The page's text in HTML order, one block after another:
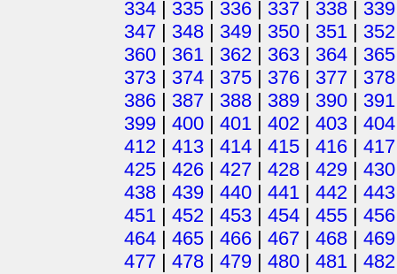
334 | 335 | 336 | 337 | 338 | 339
347 | 348 | 349 | 350 | 351 | 352
360 | 361 | 362 | 363 | 364 | 365
373 | 374 | 375 | 376 | 377 | 378
386 | 387 | 388 | 389 | 390 | 391
399 | 400 | 401 | 402 | 403 | 404
412 | 413 | 414 | 415 | 416 | 417
425 | 426 | 427 | 428 | 429 | 430
438 | 439 | 440 | 441 | 442 | 443
451 | 452 | 453 | 454 | 455 | 456
464 | 465 | 466 | 467 | 468 | 469
477 | 478 | 479 | 480 | 481 | 482